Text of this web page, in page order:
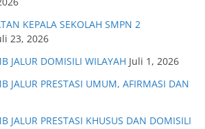
KEPALA SEKOLAH SMPN 2
23, 2026
JALUR DOMISILI WILAYAH Juli 1, 2026
JALUR PRESTASI UMUM, AFIRMASI DAN
JALUR PRESTASI KHUSUS DAN DOMISILI